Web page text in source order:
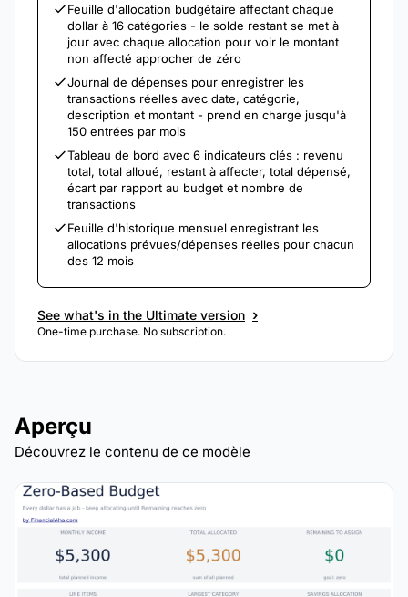
Feuille d'allocation budgétaire affectant chaque
dollar à 16 catégories - le solde restant se met à
jour avec chaque allocation pour voir le montant
non affecté approcher de zéro
Journal de dépenses pour enregistrer les
transactions réelles avec date, catégorie,
description et montant - prend en charge jusqu'à
150 entrées par mois
Tableau de bord avec 6 indicateurs clés : revenu
total, total alloué, restant à affecter, total dépensé,
écart par rapport au budget et nombre de
transactions
Feuille d'historique mensuel enregistrant les
allocations prévues/dépenses réelles pour chacun
des 12 mois
See what's in the Ultimate version ›
One-time purchase. No subscription.
Aperçu
Découvrez le contenu de ce modèle